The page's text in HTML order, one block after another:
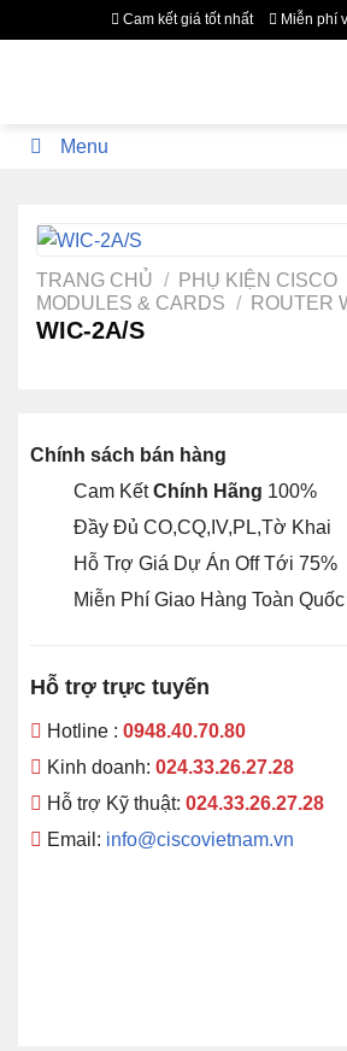
qua
Cam kết giá tốt nhất Miễn phí
Menu
TRANG CHỦ / PHỤ KIỆN CISCO
MODULES & CARDS / ROUTER
WIC-2A/S
Chính sách bán hàng
Cam KếtChính Hãng 100%
Đầy Đủ CO,CQ,IV,PL,Tờ Khai
Hỗ Trợ Giá Dự Án Off Tới 75%
Miễn Phí Giao Hàng Toàn Quốc
Hỗ trợ trực tuyến
Hotline : 0948.40.70.80
Kinh doanh: 024.33.26.27.28
Hỗ trợ Kỹ thuật: 024.33.26.27.28
Email: info@ciscovietnam.vn